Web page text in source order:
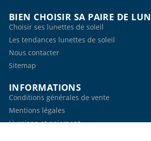
BIEN CHOISIR SA PAIRE DE
Choisir ses lunettes de soleil
Les tendances lunettes de soleil
Nous contacter
Sitemap
INFORMATIONS
Conditions générales de vente
Mentions légales
Livraison et paiement